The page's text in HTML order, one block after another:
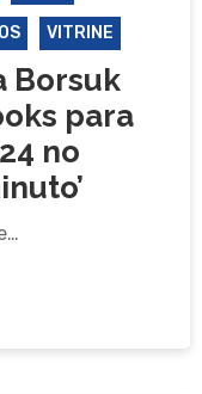
VITRINE
Borsuk
para
no